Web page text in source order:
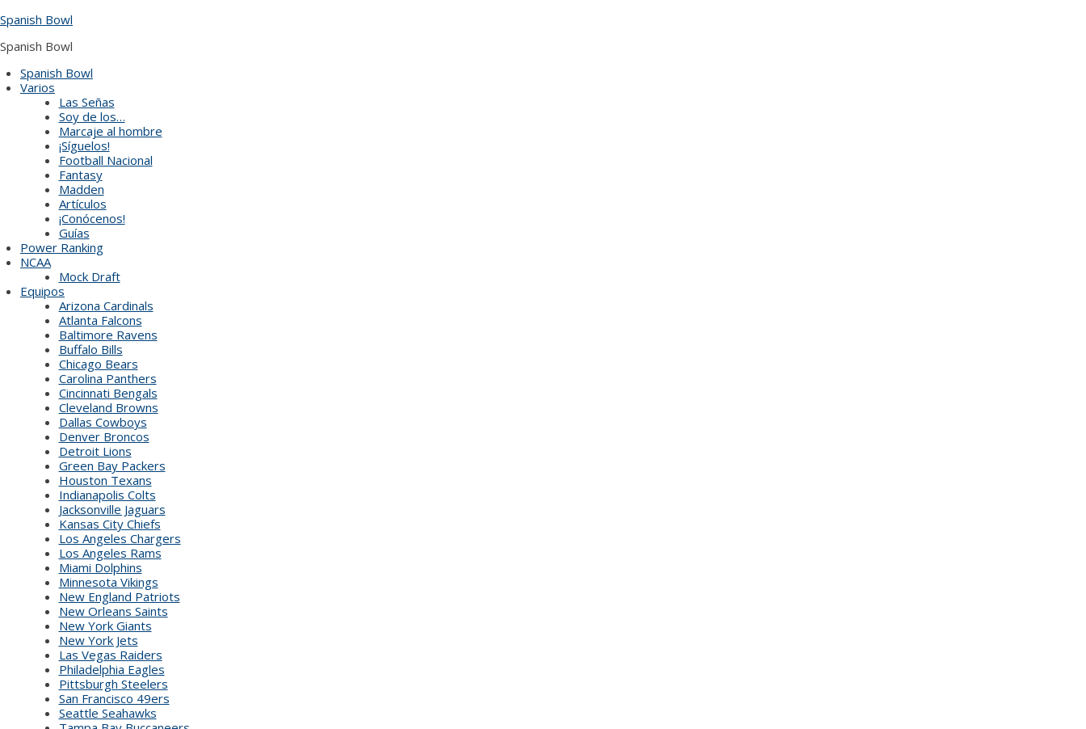
to
Spanish Bowl
Spanish Bowl
Spanish Bowl
Varios
Las Señas
Soy de los…
Marcaje al hombre
¡Síguelos!
Football Nacional
Fantasy
Madden
Artículos
¡Conócenos!
Guías
Power Ranking
NCAA
Mock Draft
Equipos
Arizona Cardinals
Atlanta Falcons
Baltimore Ravens
Buffalo Bills
Chicago Bears
Carolina Panthers
Cincinnati Bengals
Cleveland Browns
Dallas Cowboys
Denver Broncos
Detroit Lions
Green Bay Packers
Houston Texans
Indianapolis Colts
Jacksonville Jaguars
Kansas City Chiefs
Los Angeles Chargers
Los Angeles Rams
Miami Dolphins
Minnesota Vikings
New England Patriots
New Orleans Saints
New York Giants
New York Jets
Las Vegas Raiders
Philadelphia Eagles
Pittsburgh Steelers
San Francisco 49ers
Seattle Seahawks